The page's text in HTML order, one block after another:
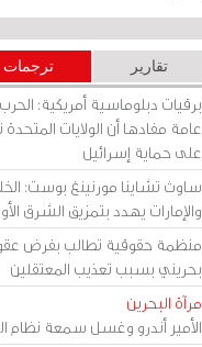
تقارير ترجمات
برقيات دبلوماسية أمريكية: الحرب
عامة مفادها أن الولايات
على حماية إسرائيل
ساوث تشاينا مورنينغ بوست:
والإمارات يهدد بتمزيق الشرق
منظمة حقوقية تطالب بفرض
بحريني بسبب تعذيب المعتقلين
مرآة البحرين
الأمير أندرو وغسل سمعة نظام